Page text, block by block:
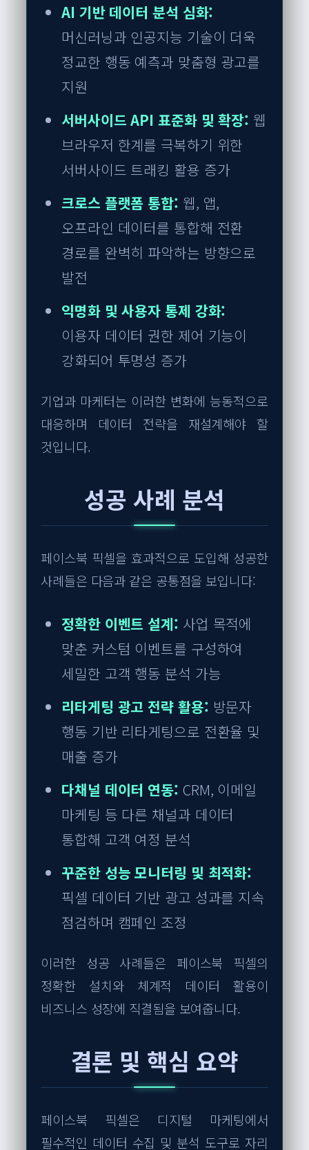
AI 기반 데이터 분석 심화:
머신러닝과 인공지능 기술이 더욱
정교한 행동 예측과 맞춤형 광고를
지원
서버사이드 API 표준화 및 확장: 웹
브라우저 한계를 극복하기 위한
서버사이드 트래킹 활용 증가
크로스 플랫폼 통합: 웹, 앱,
오프라인 데이터를 통합해 전환
경로를 완벽히 파악하는 방향으로
발전
익명화 및 사용자 통제 강화:
이용자 데이터 권한 제어 기능이
강화되어 투명성 증가
기업과 마케터는 이러한 변화에 능동적으로
대응하며 데이터 전략을 재설계해야 할
것입니다.
성공 사례 분석
페이스북 픽셀을 효과적으로 도입해 성공한
사례들은 다음과 같은 공통점을 보입니다:
정확한 이벤트 설계: 사업 목적에
맞춘 커스텀 이벤트를 구성하여
세밀한 고객 행동 분석 가능
리타게팅 광고 전략 활용: 방문자
행동 기반 리타게팅으로 전환율 및
매출 증가
다채널 데이터 연동: CRM, 이메일
마케팅 등 다른 채널과 데이터
통합해 고객 여정 분석
꾸준한 성능 모니터링 및 최적화:
픽셀 데이터 기반 광고 성과를 지속
점검하며 캠페인 조정
이러한 성공 사례들은 페이스북 픽셀의
정확한 설치와 체계적 데이터 활용이
비즈니스 성장에 직결됨을 보여줍니다.
결론 및 핵심 요약
페이스북 픽셀은 디지털 마케팅에서
필수적인 데이터 수집 및 분석 도구로 자리